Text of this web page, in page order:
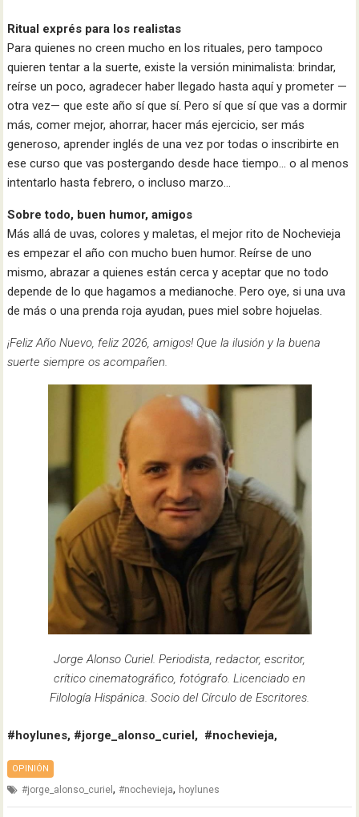
Ritual exprés para los realistas
Para quienes no creen mucho en los rituales, pero tampoco
quieren tentar a la suerte, existe la versión minimalista: brindar,
reírse un poco, agradecer haber llegado hasta aquí y prometer —
otra vez— que este año sí que sí. Pero sí que sí que vas a dormir
más, comer mejor, ahorrar, hacer más ejercicio, ser más
generoso, aprender inglés de una vez por todas o inscribirte en
ese curso que vas postergando desde hace tiempo… o al menos
intentarlo hasta febrero, o incluso marzo…
Sobre todo, buen humor, amigos
Más allá de uvas, colores y maletas, el mejor rito de Nochevieja
es empezar el año con mucho buen humor. Reírse de uno
mismo, abrazar a quienes están cerca y aceptar que no todo
depende de lo que hagamos a medianoche. Pero oye, si una uva
de más o una prenda roja ayudan, pues miel sobre hojuelas.
¡Feliz Año Nuevo, feliz 2026, amigos! Que la ilusión y la buena
suerte siempre os acompañen.
Jorge Alonso Curiel. Periodista, redactor, escritor,
crítico cinematográfico, fotógrafo. Licenciado en
Filología Hispánica. Socio del Círculo de Escritores.
#hoylunes, #jorge_alonso_curiel, #nochevieja,
OPINIÓN
#jorge_alonso_curiel,#nochevieja, hoylunes